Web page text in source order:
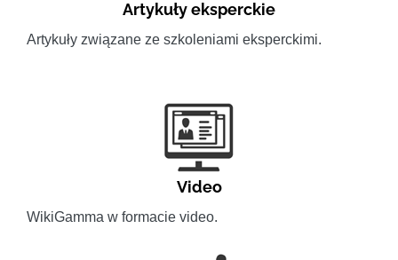
Artykuły eksperckie
Artykuły związane ze szkoleniami eksperckimi.
Video
WikiGamma w formacie video.